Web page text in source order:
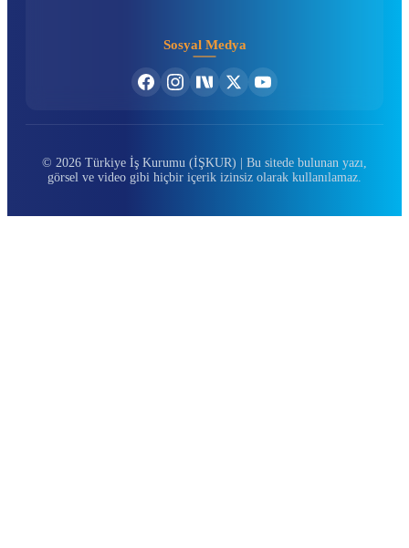
Sosyal Medya
© 2026 Türkiye İş Kurumu (İŞKUR) | Bu sitede bulunan yazı,
görsel ve video gibi hiçbir içerik izinsiz olarak kullanılamaz.